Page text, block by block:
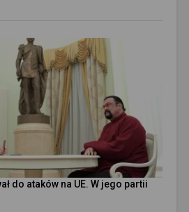
do ataków na UE. W jego partii